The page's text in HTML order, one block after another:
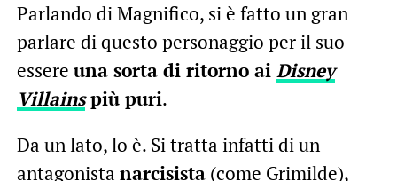
Parlando di Magnifico, si è fatto un gran
parlare di questo personaggio per il suo
essere una sorta di ritorno ai Disney
Villainspiù puri.
Da un lato, lo è. Si tratta infatti di un
antagonista narcisista(come Grimilde),